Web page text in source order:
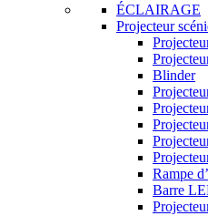
ÉCLAIRAGE
Projecteur
Blinder
Rampe
Barre